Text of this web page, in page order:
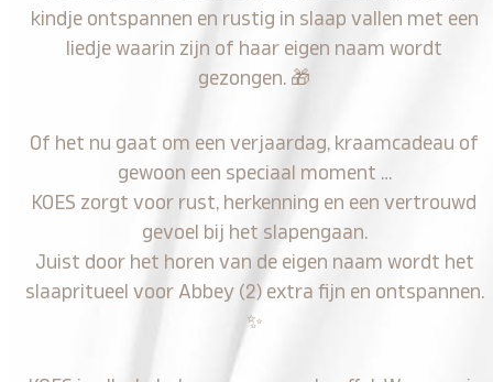
kindje ontspannen en rustig in slaap vallen met een
liedje waarin zijn of haar eigen naam wordt
gezongen. 🎁
Of het nu gaat om een verjaardag, kraamcadeau of
gewoon een speciaal moment …
KOES zorgt voor rust, herkenning en een vertrouwd
gevoel bij het slapengaan.
Juist door het horen van de eigen naam wordt het
slaapritueel voor Abbey (2) extra fijn en ontspannen.
✨